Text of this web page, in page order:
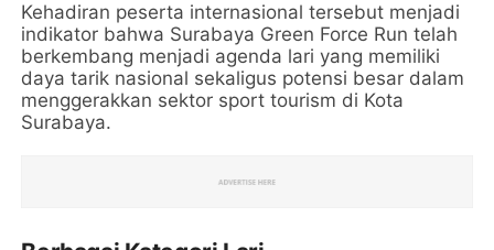
Kehadiran peserta internasional tersebut menjadi
indikator bahwa Surabaya Green Force Run telah
berkembang menjadi agenda lari yang memiliki
daya tarik nasional sekaligus potensi besar dalam
menggerakkan sektor sport tourism di Kota
Surabaya.